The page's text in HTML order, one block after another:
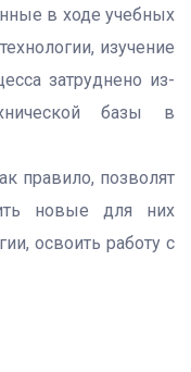
в ходе учебных
изучение
затруднено из-
базы в
правило, позволят
новые для них
освоить работу с